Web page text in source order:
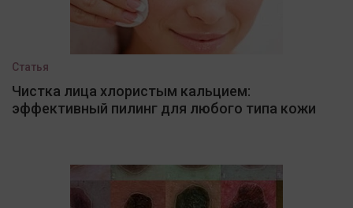
Статья
Чистка лица хлористым кальцием:
эффективный пилинг для любого типа кожи